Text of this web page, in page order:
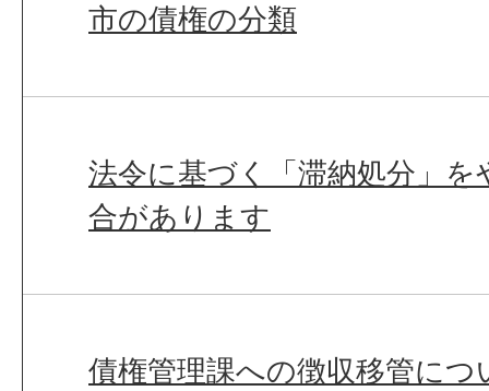
市の債権の分類
法令に基づく「滞納処分」
合があります
債権管理課への徴収移管につ